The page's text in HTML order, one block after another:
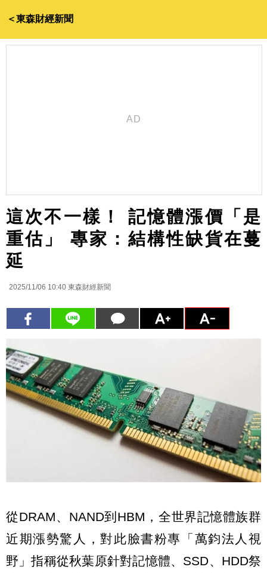
＜東森財經新聞
這次不一樣！ 記憶體漲價「是
重估」 專家：結構性缺貨在蔓
延
2025/11/06 10:40 東森財經新聞
從DRAM、NAND到HBM，全世界記憶體族群
近期漲勢驚人，對此臉書粉專「萬鈞法人視
野」指稱從秋葉原針對記憶體、SSD、HDD祭